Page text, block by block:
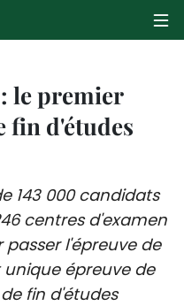
le premier
fin d'études
143 000 candidats
centres d'examen
l'épreuve de
épreuve de
fin d'études